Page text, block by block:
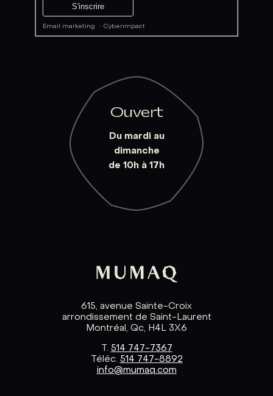
Email marketing ·Cyberimpact
Ouvert
Du mardi au
dimanche
de 10h à 17h
615, avenue Sainte-Croix
arrondissement de Saint-Laurent
Montréal, Qc, H4L 3X6
T. 514 747-7367
Téléc. 514 747-8892
info@mumaq.com